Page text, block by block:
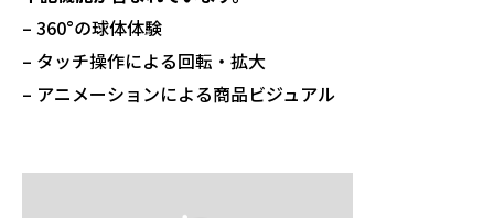
– 360°の球体体験
– タッチ操作による回転・拡大
– アニメーションによる商品ビジュアル